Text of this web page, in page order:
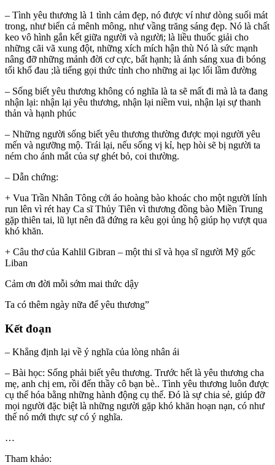
– Tình yêu thương là 1 tình cảm đẹp, nó được ví như dòng suối mát
trong, như biển cả mênh mông, như vầng trăng sáng đẹp. Nó là chất
keo vô hình gắn kết giữa người và người; là liều thuốc giải cho
những cãi vã xung đột, những xích mích hận thù Nó là sức mạnh
nâng đỡ những mảnh đời cơ cực, bất hạnh; là ánh sáng xua đi bóng
tối khổ đau ;là tiếng gọi thức tỉnh cho những ai lạc lối lầm đường
– Sống biết yêu thương không có nghĩa là ta sẽ mất đi mà là ta đang
nhận lại: nhận lại yêu thương, nhận lại niềm vui, nhận lại sự thanh
thản và hạnh phúc
– Những người sống biết yêu thương thường được mọi người yêu
mến và ngưỡng mộ. Trái lại, nếu sống vị kỉ, hẹp hòi sẽ bị người ta
ném cho ánh mắt của sự ghét bỏ, coi thường.
– Dẫn chứng:
+ Vua Trần Nhân Tông cởi áo hoàng bào khoác cho một người lính
run lên vì rét hay Ca sĩ Thủy Tiên vì thương đồng bào Miền Trung
gặp thiên tai, lũ lụt nên đã đứng ra kêu gọi ủng hộ giúp họ vượt qua
khó khăn.
+ Câu thơ của Kahlil Gibran – một thi sĩ và họa sĩ người Mỹ gốc
Liban
Cảm ơn đời mỗi sớm mai thức dậy
Ta có thêm ngày nữa để yêu thương”
Kết đoạn
– Khẳng định lại về ý nghĩa của lòng nhân ái
– Bài học: Sống phải biết yêu thương. Trước hết là yêu thương cha
mẹ, anh chị em, rồi đến thầy cô bạn bè.. Tình yêu thương luôn được
cụ thể hóa bằng những hành động cụ thể. Đó là sự chia sẻ, giúp đỡ
mọi người đặc biệt là những người gặp khó khăn hoạn nạn, có như
thế nó mới thực sự có ý nghĩa.
…
Tham khảo: